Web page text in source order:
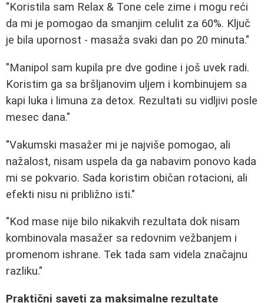
"Koristila sam Relax & Tone cele zime i mogu reći
da mi je pomogao da smanjim celulit za 60%. Ključ
je bila upornost - masaža svaki dan po 20 minuta."
"Manipol sam kupila pre dve godine i još uvek radi.
Koristim ga sa bršljanovim uljem i kombinujem sa
kapi luka i limuna za detox. Rezultati su vidljivi posle
mesec dana."
"Vakumski masažer mi je najviše pomogao, ali
nažalost, nisam uspela da ga nabavim ponovo kada
mi se pokvario. Sada koristim običan rotacioni, ali
efekti nisu ni približno isti."
"Kod mase nije bilo nikakvih rezultata dok nisam
kombinovala masažer sa redovnim vežbanjem i
promenom ishrane. Tek tada sam videla značajnu
razliku."
Praktični saveti za maksimalne rezultate